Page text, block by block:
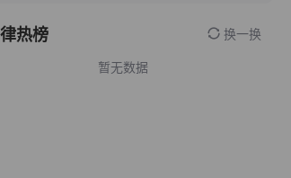
热榜 换一换
暂无数据